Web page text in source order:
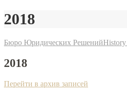
2018
Бюро Юридических Решений
2018
Перейти в архив записей